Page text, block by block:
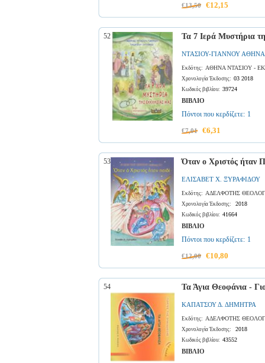
€13,50 €12,15
52 Τα 7 Ιερά Μυστήρια
ΝΤΑΣΙΟΥ-ΓΙΑΝΝΟΥ ΑΘΗΝΑ
Εκδότης: ΑΘΗΝΑ ΝΤΑΣΙΟΥ -
Χρονολογία Έκδοσης: 03 2018
Κωδικός βιβλίου: 39724
ΒΙΒΛΙΟ
Πόντοι που κερδίζετε: 1
€7,01 €6,31
53 Όταν ο Χριστός ήταν
ΕΛΙΣΑΒΕΤ Χ. ΞΥΡΑΦΙΔΟΥ
Εκδότης: ΑΔΕΛΦΟΤΗΣ
Χρονολογία Έκδοσης: 2018
Κωδικός βιβλίου: 41664
ΒΙΒΛΙΟ
Πόντοι που κερδίζετε: 1
€12,00 €10,80
54 Τα Άγια Θεοφάνια -
ΚΑΠΑΤΣΟΥ Δ. ΔΗΜΗΤΡΑ
Εκδότης: ΑΔΕΛΦΟΤΗΣ
Χρονολογία Έκδοσης: 2018
Κωδικός βιβλίου: 43552
ΒΙΒΛΙΟ